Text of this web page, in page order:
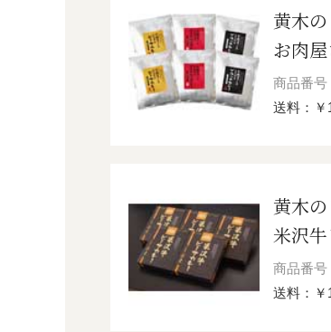
黄木
お肉
商品番号
送料：￥
黄木
米沢
商品番号
送料：￥